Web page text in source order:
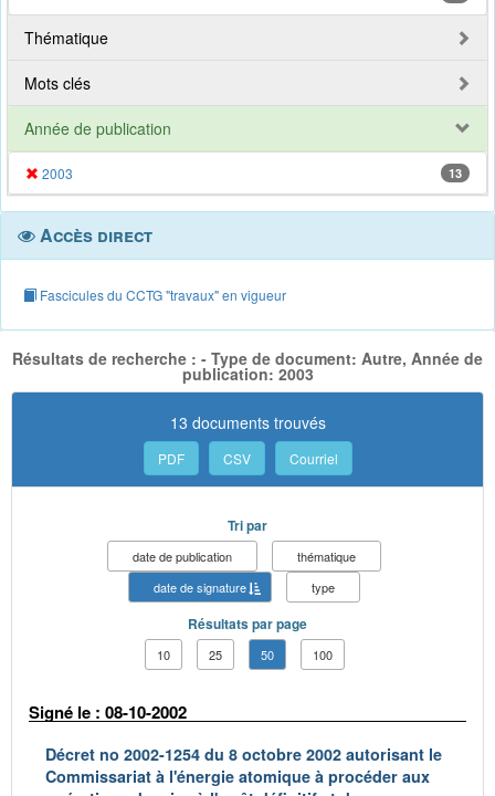
Thématique
Mots clés
Année de publication
2003 13
Accès direct
Fascicules du CCTG "travaux" en vigueur
Résultats de recherche : - Type de document: Autre, Année de
publication: 2003
13 documents trouvés
PDF CSV Courriel
Tri par
date de publication
thématique
date de signature
type
Résultats par page
10 25 50 100
Signé le : 08-10-2002
Décret no 2002-1254 du 8 octobre 2002 autorisant le
Commissariat à l'énergie atomique à procéder aux